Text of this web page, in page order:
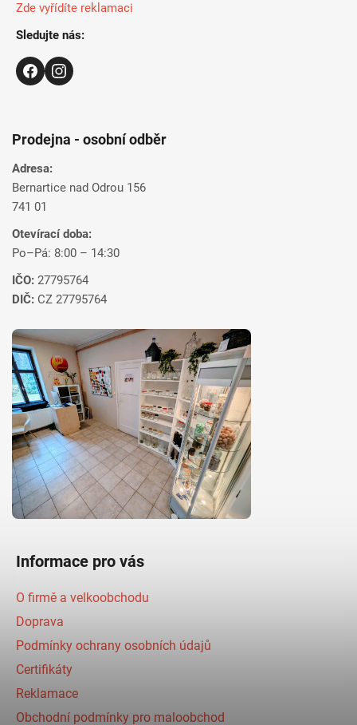
Zde vyřídíte reklamaci
Sledujte nás:
Prodejna - osobní odběr
Adresa:
Bernartice nad Odrou 156
741 01
Otevírací doba:
Po–Pá: 8:00 – 14:30
IČO: 27795764
DIČ: CZ 27795764
Informace pro vás
O firmě a velkoobchodu
Doprava
Podmínky ochrany osobních údajů
Certifikáty
Reklamace
Obchodní podmínky pro maloobchod